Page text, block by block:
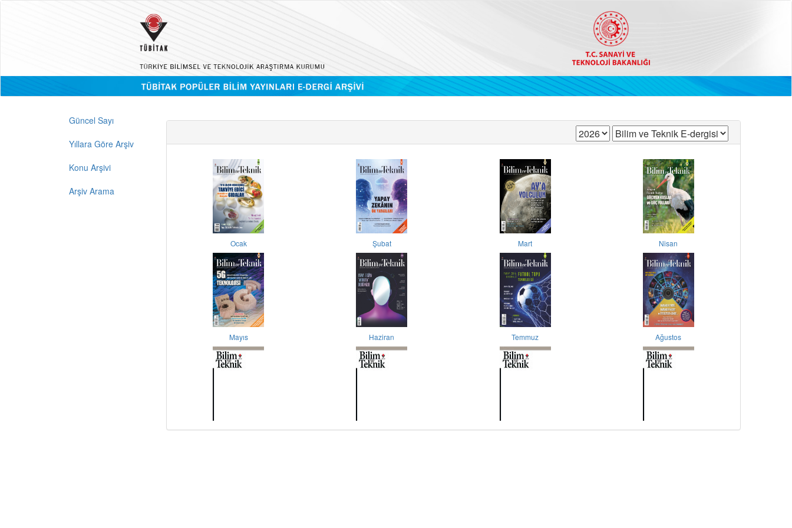
Güncel Sayı
Yıllara Göre Arşiv
Konu Arşivi
Arşiv Arama
Ocak Şubat Mart Nisan
Mayıs Haziran Temmuz Ağustos